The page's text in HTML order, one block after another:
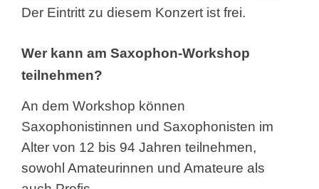
Der Eintritt zu diesem Konzert ist frei.
Wer kann am Saxophon-Workshop
teilnehmen?
An dem Workshop können
Saxophonistinnen und Saxophonisten im
Alter von 12 bis 94 Jahren teilnehmen,
sowohl Amateurinnen und Amateure als